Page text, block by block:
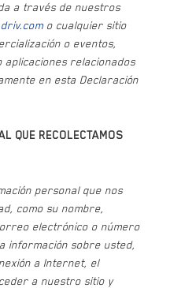
a través de nuestros
o cualquier sitio
o eventos,
aplicaciones relacionados
en esta Declaración
QUE RECOLECTAMOS
personal que nos
como su nombre,
electrónico o número
información sobre usted,
a Internet, el
a nuestro sitio y